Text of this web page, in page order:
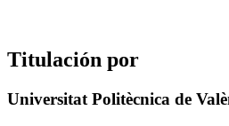
Titulación por
Universitat Politècnica de